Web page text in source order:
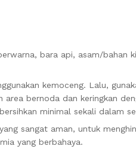
bara api, asam/bahan
kemoceng. Lalu,
area bernoda dan keringkan
minimal sekali dalam
sangat aman, untuk
yang berbahaya.